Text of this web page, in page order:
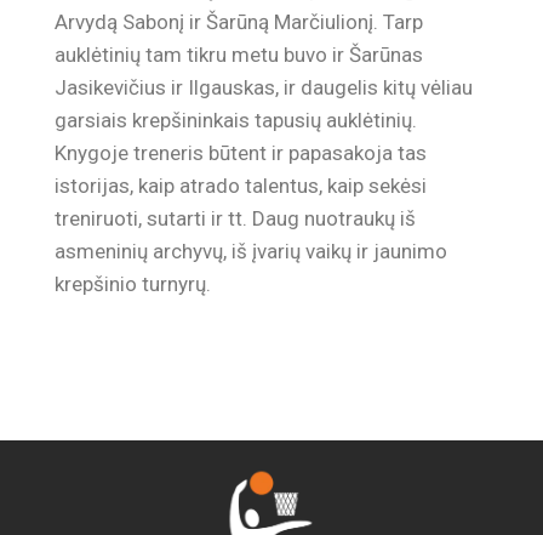
Arvydą Sabonį ir Šarūną Marčiulionį. Tarp
auklėtinių tam tikru metu buvo ir Šarūnas
Jasikevičius ir Ilgauskas, ir daugelis kitų vėliau
garsiais krepšininkais tapusių auklėtinių.
Knygoje treneris būtent ir papasakoja tas
istorijas, kaip atrado talentus, kaip sekėsi
treniruoti, sutarti ir tt. Daug nuotraukų iš
asmeninių archyvų, iš įvarių vaikų ir jaunimo
krepšinio turnyrų.